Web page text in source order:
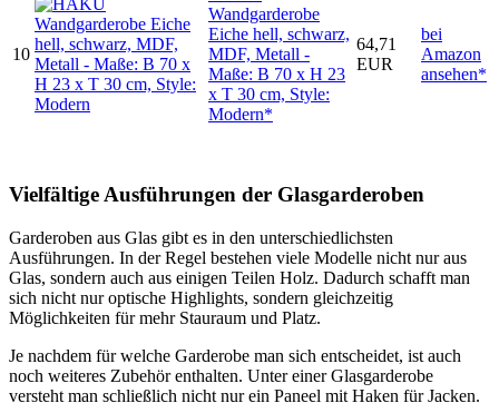
10
Wandgarderobe
Eiche hell, schwarz,
MDF, Metall -
Maße: B 70 x H 23
x T 30 cm, Style:
Modern*
64,71
EUR
bei
Amazon
ansehen*
Vielfältige Ausführungen der Glasgarderoben
Garderoben aus Glas gibt es in den unterschiedlichsten
Ausführungen. In der Regel bestehen viele Modelle nicht nur aus
Glas, sondern auch aus einigen Teilen Holz. Dadurch schafft man
sich nicht nur optische Highlights, sondern gleichzeitig
Möglichkeiten für mehr Stauraum und Platz.
Je nachdem für welche Garderobe man sich entscheidet, ist auch
noch weiteres Zubehör enthalten. Unter einer Glasgarderobe
versteht man schließlich nicht nur ein Paneel mit Haken für Jacken.